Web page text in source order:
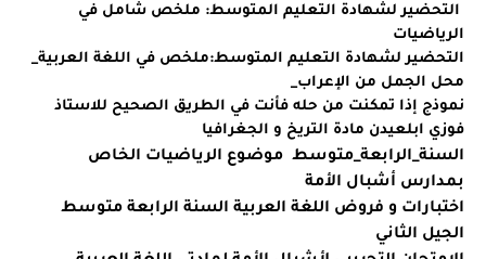
التحضير لشهادة التعليم المتوسط: ملخص شامل في
الرياضيات
التحضير لشهادة التعليم المتوسط:ملخص في اللغة العربية_
محل الجمل من الإعراب_
نموذج إذا تمكنت من حله فأنت في الطريق الصحيح للاستاذ
فوزي ابلعيدن مادة التريخ و الجغرافيا
السنة_الرابعة_متوسط موضوع الرياضيات الخاص
بمدارس أشبال الأمة
اختبارات و فروض اللغة العربية السنة الرابعة متوسط
الجيل الثاني